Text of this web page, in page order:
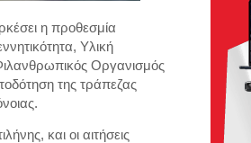
η προθεσμία
Υλική
Οργανισμός
της τράπεζας
και οι αιτήσεις